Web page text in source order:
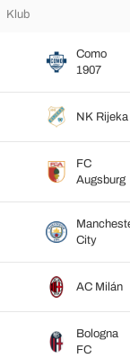
Klub
Como
1907
NK Rijeka
FC
Augsburg
City
AC Milán
Bologna
FC